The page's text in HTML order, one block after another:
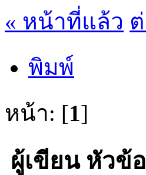
« หน้าที่แล้ว
พิมพ์
หน้า: [1]
ผู้เขียนหัวข้อ